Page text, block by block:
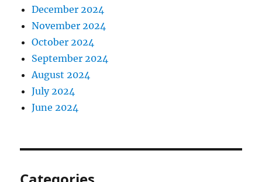
December 2024
November 2024
October 2024
September 2024
August 2024
July 2024
June 2024